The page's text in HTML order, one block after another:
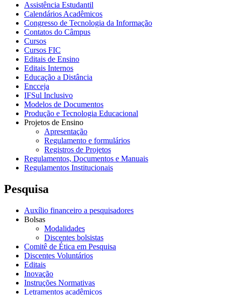
Assistência Estudantil
Calendários Acadêmicos
Congresso de Tecnologia da Informação
Contatos do Câmpus
Cursos
Cursos FIC
Editais de Ensino
Editais Internos
Educação a Distância
Encceja
IFSul Inclusivo
Modelos de Documentos
Produção e Tecnologia Educacional
Projetos de Ensino
Apresentação
Regulamento e formulários
Registros de Projetos
Regulamentos, Documentos e Manuais
Regulamentos Institucionais
Pesquisa
Auxílio financeiro a pesquisadores
Bolsas
Modalidades
Discentes bolsistas
Comitê de Ética em Pesquisa
Discentes Voluntários
Editais
Inovação
Instruções Normativas
Letramentos acadêmicos